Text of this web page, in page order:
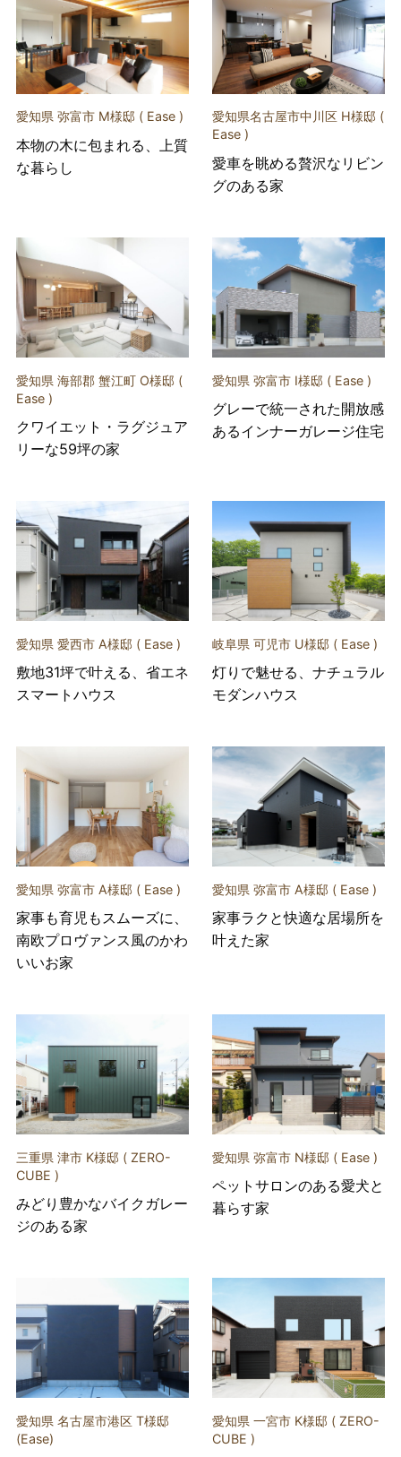
愛知県 弥富市 M様邸 ( Ease )
本物の木に包まれる、上質
な暮らし
愛知県名古屋市中川区 H様邸 (
Ease )
愛車を眺める贅沢なリビン
グのある家
愛知県 海部郡 蟹江町 O様邸 (
Ease )
クワイエット・ラグジュア
リーな59坪の家
愛知県 弥富市 I様邸 ( Ease )
グレーで統一された開放感
あるインナーガレージ住宅
愛知県 愛西市 A様邸 ( Ease )
敷地31坪で叶える、省エネ
スマートハウス
岐阜県 可児市 U様邸 ( Ease )
灯りで魅せる、ナチュラル
モダンハウス
愛知県 弥富市 A様邸 ( Ease )
家事も育児もスムーズに、
南欧プロヴァンス風のかわ
いいお家
愛知県 弥富市 A様邸 ( Ease )
家事ラクと快適な居場所を
叶えた家
三重県 津市 K様邸 ( ZERO-
CUBE )
みどり豊かなバイクガレー
ジのある家
愛知県 弥富市 N様邸 ( Ease )
ペットサロンのある愛犬と
暮らす家
愛知県 名古屋市港区 T様邸
(Ease)
愛知県 一宮市 K様邸 ( ZERO-
CUBE )